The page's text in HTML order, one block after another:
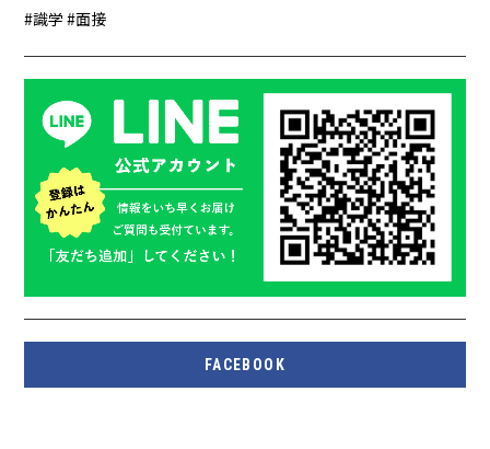
識学
面接
FACEBOOK